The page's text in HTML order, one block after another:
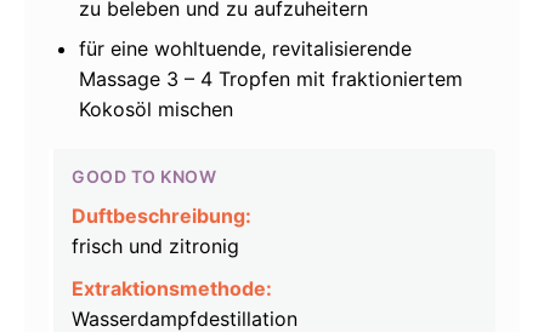
zu beleben und zu aufzuheitern
für eine wohltuende, revitalisierende
Massage 3 – 4 Tropfen mit fraktioniertem
Kokosöl mischen
GOOD TO KNOW
Duftbeschreibung:
frisch und zitronig
Extraktionsmethode:
Wasserdampfdestillation